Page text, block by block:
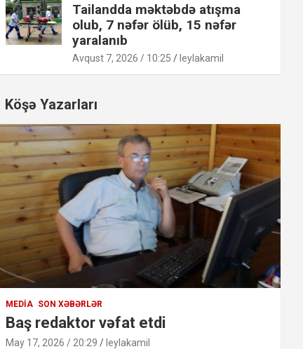
Tailandda məktəbdə atışma
olub, 7 nəfər ölüb, 15 nəfər
yaralanıb
Avqust 7, 2026 / 10:25 leylakamil
Köşə Yazarları
MEDIA SON XƏBƏRLƏR
Baş redaktor vəfat etdi
May 17, 2026 / 20:29 leylakamil